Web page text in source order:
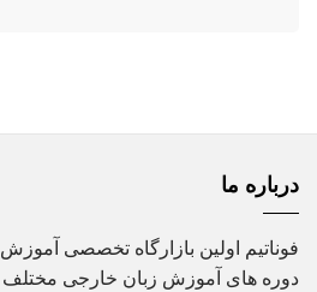
درباره ما
فوناتیم اولین بازارگاه تخصصی
دوره های آموزش زبان خارجی مختلف